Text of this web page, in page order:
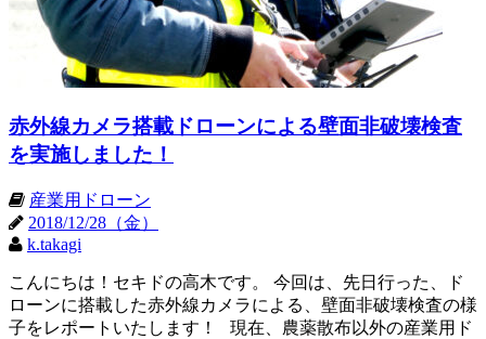
赤外線カメラ搭載ドローンによる壁面非破壊検査
を実施しました！
産業用ドローン
2018/12/28（金）
k.takagi
こんにちは！セキドの高木です。 今回は、先日行った、ド
ローンに搭載した赤外線カメラによる、壁面非破壊検査の様
子をレポートいたします！ 現在、農薬散布以外の産業用ド